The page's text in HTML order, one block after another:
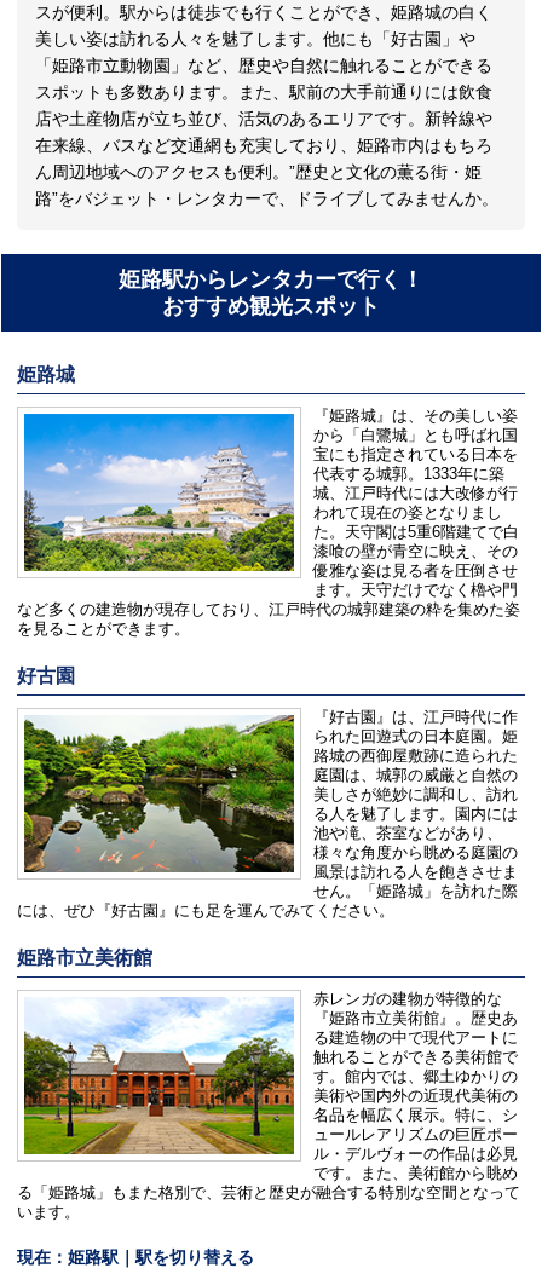
スが便利。駅からは徒歩でも行くことができ、姫路城の白く
美しい姿は訪れる人々を魅了します。他にも「好古園」や
「姫路市立動物園」など、歴史や自然に触れることができる
スポットも多数あります。また、駅前の大手前通りには飲食
店や土産物店が立ち並び、活気のあるエリアです。新幹線や
在来線、バスなど交通網も充実しており、姫路市内はもちろ
ん周辺地域へのアクセスも便利。”歴史と文化の薫る街・姫
路”をバジェット・レンタカーで、ドライブしてみませんか。
姫路駅からレンタカーで行く！
おすすめ観光スポット
姫路城
『姫路城』は、その美しい姿
から「白鷺城」とも呼ばれ国
宝にも指定されている日本を
代表する城郭。1333年に築
城、江戸時代には大改修が行
われて現在の姿となりまし
た。天守閣は5重6階建てで白
漆喰の壁が青空に映え、その
優雅な姿は見る者を圧倒させ
ます。天守だけでなく櫓や門
など多くの建造物が現存しており、江戸時代の城郭建築の粋を集めた姿
を見ることができます。
好古園
『好古園』は、江戸時代に作
られた回遊式の日本庭園。姫
路城の西御屋敷跡に造られた
庭園は、城郭の威厳と自然の
美しさが絶妙に調和し、訪れ
る人を魅了します。園内には
池や滝、茶室などがあり、
様々な角度から眺める庭園の
風景は訪れる人を飽きさせま
せん。「姫路城」を訪れた際
には、ぜひ『好古園』にも足を運んでみてください。
姫路市立美術館
赤レンガの建物が特徴的な
『姫路市立美術館』。歴史あ
る建造物の中で現代アートに
触れることができる美術館で
す。館内では、郷土ゆかりの
美術や国内外の近現代美術の
名品を幅広く展示。特に、シ
ュールレアリズムの巨匠ポー
ル・デルヴォーの作品は必見
です。また、美術館から眺め
る「姫路城」もまた格別で、芸術と歴史が融合する特別な空間となって
います。
現在：姫路駅｜駅を切り替える